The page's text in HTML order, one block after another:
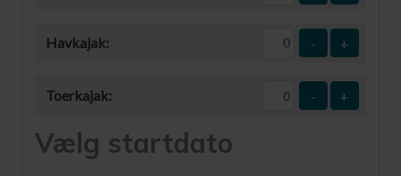
Havkajak: - +
Toerkajak: - +
Vælg startdato